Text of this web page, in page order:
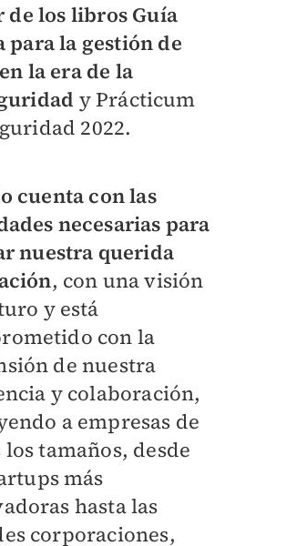
de los librosGuía
para la gestión de
la era de la
y Prácticum
2022.
cuenta con las
necesarias para
nuestra querida
, con una visión
y está
con la
de nuestra
y colaboración,
a empresas de
tamaños, desde
más
hasta las
corporaciones,